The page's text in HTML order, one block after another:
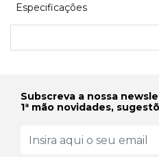
Especificações
Subscreva a nossa
1ª mão novidades,